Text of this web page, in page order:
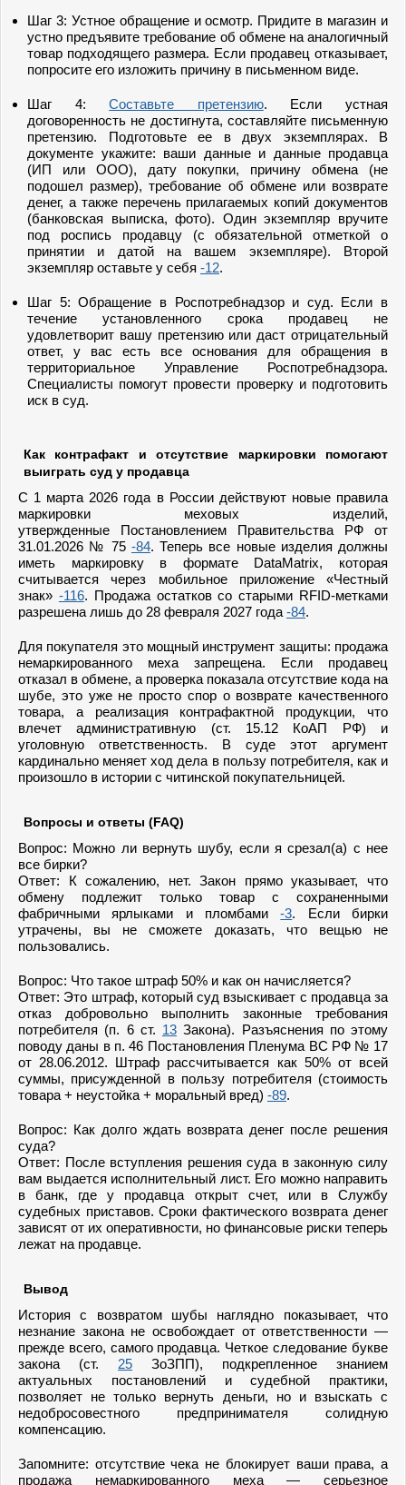
Шаг 3: Устное обращение и осмотр. Придите в магазин и
устно предъявите требование об обмене на аналогичный
товар подходящего размера. Если продавец отказывает,
попросите его изложить причину в письменном виде.
Шаг 4:Составьте претензию. Если устная
договоренность не достигнута, составляйте письменную
претензию. Подготовьте ее в двух экземплярах. В
документе укажите: ваши данные и данные продавца
(ИП или ООО), дату покупки, причину обмена (не
подошел размер), требование об обмене или возврате
денег, а также перечень прилагаемых копий документов
(банковская выписка, фото). Один экземпляр вручите
под роспись продавцу (с обязательной отметкой о
принятии и датой на вашем экземпляре). Второй
экземпляр оставьте у себя -12.
Шаг 5: Обращение в Роспотребнадзор и суд. Если в
течение установленного срока продавец не
удовлетворит вашу претензию или даст отрицательный
ответ, у вас есть все основания для обращения в
территориальное Управление Роспотребнадзора.
Специалисты помогут провести проверку и подготовить
иск в суд.
Как контрафакт и отсутствие маркировки помогают
выиграть суд у продавца
С 1 марта 2026 года в России действуют новые правила
маркировки меховых изделий,
утвержденные Постановлением Правительства РФ от
31.01.2026 № 75 -84. Теперь все новые изделия должны
иметь маркировку в формате DataMatrix, которая
считывается через мобильное приложение «Честный
знак» -116. Продажа остатков со старыми RFID-метками
разрешена лишь до 28 февраля 2027 года -84.
Для покупателя это мощный инструмент защиты: продажа
немаркированного меха запрещена. Если продавец
отказал в обмене, а проверка показала отсутствие кода на
шубе, это уже не просто спор о возврате качественного
товара, а реализация контрафактной продукции, что
влечет административную (ст. 15.12 КоАП РФ) и
уголовную ответственность. В суде этот аргумент
кардинально меняет ход дела в пользу потребителя, как и
произошло в истории с читинской покупательницей.
Вопросы и ответы (FAQ)
Вопрос: Можно ли вернуть шубу, если я срезал(а) с нее
все бирки?
Ответ: К сожалению, нет. Закон прямо указывает, что
обмену подлежит только товар с сохраненными
фабричными ярлыками и пломбами-3. Если бирки
утрачены, вы не сможете доказать, что вещью не
пользовались.
Вопрос: Что такое штраф 50% и как он начисляется?
Ответ: Это штраф, который суд взыскивает с продавца за
отказ добровольно выполнить законные требования
потребителя (п. 6 ст. 13 Закона). Разъяснения по этому
поводу даны в п. 46 Постановления Пленума ВС РФ № 17
от 28.06.2012. Штраф рассчитывается как 50% от всей
суммы, присужденной в пользу потребителя (стоимость
товара + неустойка + моральный вред) -89.
Вопрос: Как долго ждать возврата денег после решения
суда?
Ответ: После вступления решения суда в законную силу
вам выдается исполнительный лист. Его можно направить
в банк, где у продавца открыт счет, или в Службу
судебных приставов. Сроки фактического возврата денег
зависят от их оперативности, но финансовые риски теперь
лежат на продавце.
Вывод
История с возвратом шубы наглядно показывает, что
незнание закона не освобождает от ответственности —
прежде всего, самого продавца. Четкое следование букве
закона (ст. 25 ЗоЗПП), подкрепленное знанием
актуальных постановлений и судебной практики,
позволяет не только вернуть деньги, но и взыскать с
недобросовестного предпринимателя солидную
компенсацию.
Запомните: отсутствие чека не блокирует ваши права, а
продажа немаркированного меха — серьезное